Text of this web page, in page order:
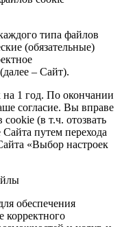
типа файлов
(обязательные)
– Сайт).
1 год. По окончании
согласие. Вы вправе
(в т.ч. отозвать
путем перехода
«Выбор настроек
обеспечения
корректного